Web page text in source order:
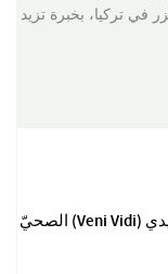
في تركيا، بخبرة تزيد
تصحيح الاستجماتيزم متوفرة في مركز ڨيني ڨيدي (Veni Vidi) الصحيّ